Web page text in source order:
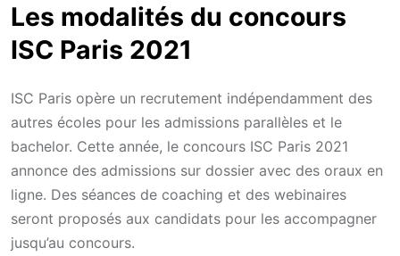
Les modalités du concours
ISC Paris 2021
ISC Paris opère un recrutement indépendamment des
autres écoles pour les admissions parallèles et le
bachelor. Cette année, le concours ISC Paris 2021
annonce des admissions sur dossier avec des oraux en
ligne. Des séances de coaching et des webinaires
seront proposés aux candidats pour les accompagner
jusqu’au concours.